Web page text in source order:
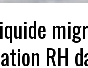
RH